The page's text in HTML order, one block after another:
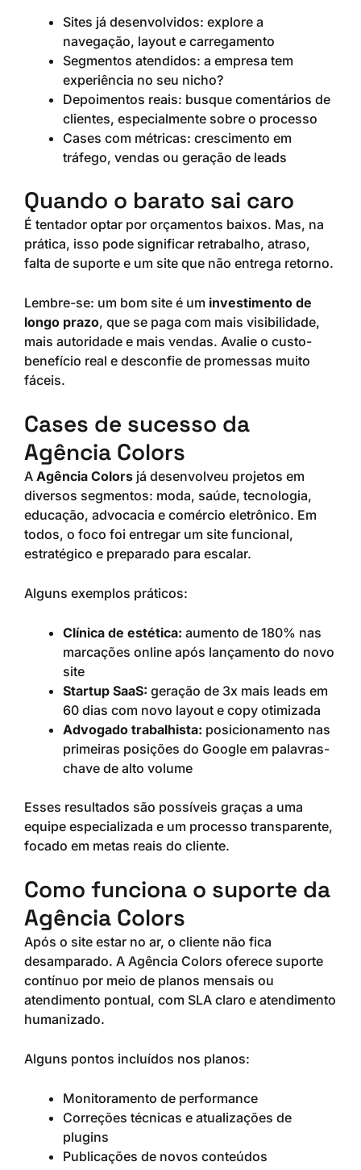
Sites já desenvolvidos: explore a
navegação, layout e carregamento
Segmentos atendidos: a empresa tem
experiência no seu nicho?
Depoimentos reais: busque comentários de
clientes, especialmente sobre o processo
Cases com métricas: crescimento em
tráfego, vendas ou geração de leads
Quando o barato sai caro
É tentador optar por orçamentos baixos. Mas, na
prática, isso pode significar retrabalho, atraso,
falta de suporte e um site que não entrega retorno.
Lembre-se: um bom site é um investimento de
longo prazo, que se paga com mais visibilidade,
mais autoridade e mais vendas. Avalie o custo-
benefício real e desconfie de promessas muito
fáceis.
Cases de sucesso da
Agência Colors
A Agência Colors já desenvolveu projetos em
diversos segmentos: moda, saúde, tecnologia,
educação, advocacia e comércio eletrônico. Em
todos, o foco foi entregar um site funcional,
estratégico e preparado para escalar.
Alguns exemplos práticos:
Clínica de estética: aumento de 180% nas
marcações online após lançamento do novo
site
Startup SaaS: geração de 3x mais leads em
60 dias com novo layout e copy otimizada
Advogado trabalhista: posicionamento nas
primeiras posições do Google em palavras-
chave de alto volume
Esses resultados são possíveis graças a uma
equipe especializada e um processo transparente,
focado em metas reais do cliente.
Como funciona o suporte da
Agência Colors
Após o site estar no ar, o cliente não fica
desamparado. A Agência Colors oferece suporte
contínuo por meio de planos mensais ou
atendimento pontual, com SLA claro e atendimento
humanizado.
Alguns pontos incluídos nos planos:
Monitoramento de performance
Correções técnicas e atualizações de
plugins
Publicações de novos conteúdos